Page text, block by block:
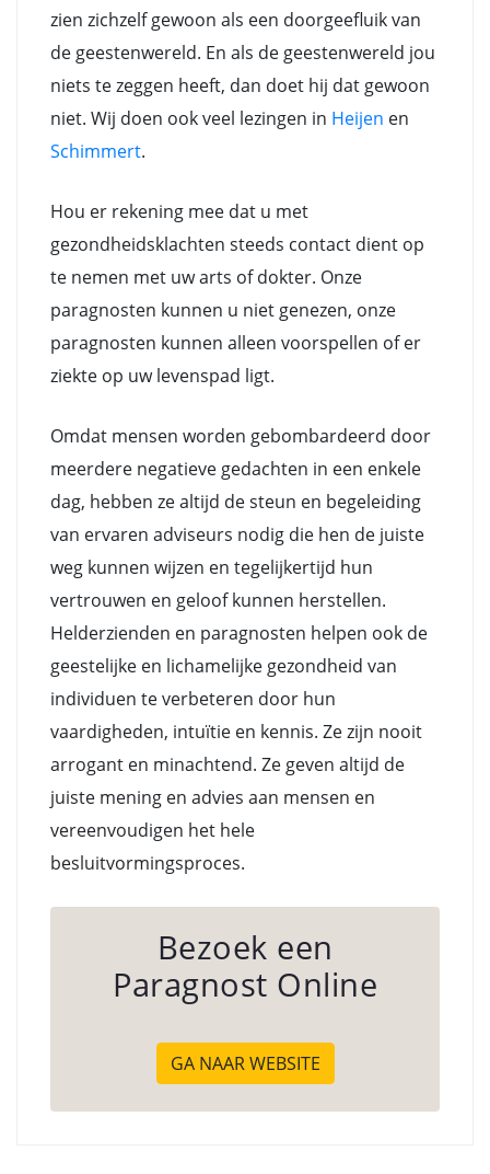
zien zichzelf gewoon als een doorgeefluik van
de geestenwereld. En als de geestenwereld jou
niets te zeggen heeft, dan doet hij dat gewoon
niet. Wij doen ook veel lezingen in Heijen en
Schimmert.
Hou er rekening mee dat u met
gezondheidsklachten steeds contact dient op
te nemen met uw arts of dokter. Onze
paragnosten kunnen u niet genezen, onze
paragnosten kunnen alleen voorspellen of er
ziekte op uw levenspad ligt.
Omdat mensen worden gebombardeerd door
meerdere negatieve gedachten in een enkele
dag, hebben ze altijd de steun en begeleiding
van ervaren adviseurs nodig die hen de juiste
weg kunnen wijzen en tegelijkertijd hun
vertrouwen en geloof kunnen herstellen.
Helderzienden en paragnosten helpen ook de
geestelijke en lichamelijke gezondheid van
individuen te verbeteren door hun
vaardigheden, intuïtie en kennis. Ze zijn nooit
arrogant en minachtend. Ze geven altijd de
juiste mening en advies aan mensen en
vereenvoudigen het hele
besluitvormingsproces.
Bezoek een
Paragnost Online
GA NAAR WEBSITE